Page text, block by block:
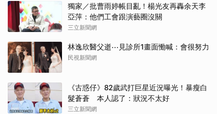
獨家／批曹雨婷帳目亂！楊光友再轟余天李
亞萍：他們工會跟演藝圈沒關
三立新聞網
林逸欣醫父逝⋯見診所1畫面慟喊：會很努力
民視新聞網
《古惑仔》82歲武打巨星近況曝光！暴瘦白
髮蒼蒼 本人認了：狀況不太好
三立新聞網